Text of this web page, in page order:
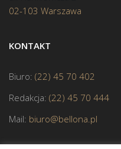
02-103 Warszawa
KONTAKT
Biuro: (22) 45 70 402
Redakcja: (22) 45 70 444
Mail: biuro@bellona.pl